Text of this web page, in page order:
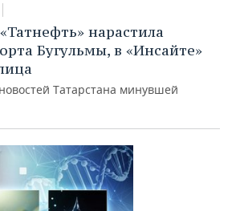
нарастила
Бугульмы, в «Инсайте»
Татарстана минувшей